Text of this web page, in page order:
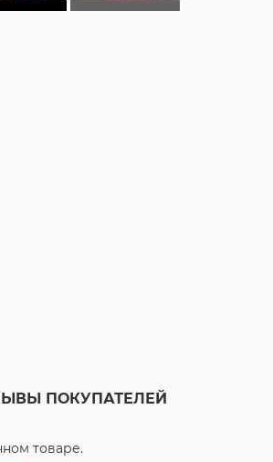
ПОКУПАТЕЛЕЙ
товаре.